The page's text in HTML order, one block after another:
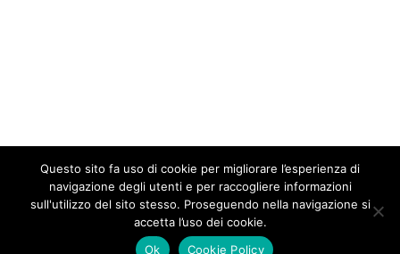
Questo sito fa uso di cookie per migliorare l’esperienza di
navigazione degli utenti e per raccogliere informazioni
sull'utilizzo del sito stesso. Proseguendo nella navigazione si
accetta l’uso dei cookie.
Ok
Cookie Policy